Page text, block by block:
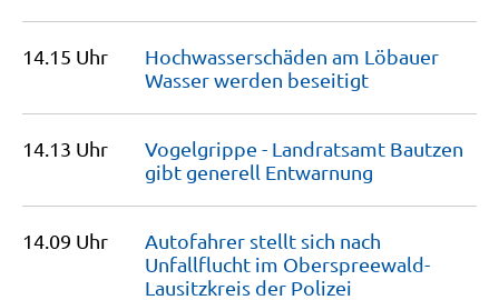
14.15 Uhr
Hochwasserschäden am Löbauer
Wasser werden beseitigt
14.13 Uhr
Vogelgrippe - Landratsamt Bautzen
gibt generell Entwarnung
14.09 Uhr
Autofahrer stellt sich nach
Unfallflucht im Oberspreewald-
Lausitzkreis der Polizei